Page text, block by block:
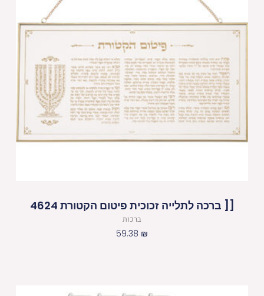
[[ ברכה לתלייה זכוכית פיטום הקטורת 4624
ברכות
59.38 ₪